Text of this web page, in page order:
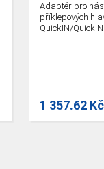
Adaptér pro
příklepových
QuickIN/
1 357.62 Kč